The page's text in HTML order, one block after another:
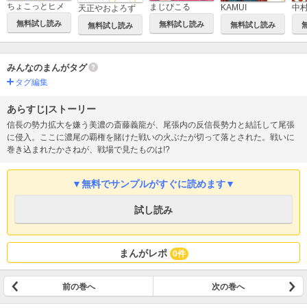
ちょこっとヒメ
無料試し読み
天正やおよろず
無料試し読み
まじぴこる
無料試し読み
KAMUI
無料試し読み
中
みんなのまんがタグ
タグ編集
あらすじ|ストーリー
信長の勢力拡大を嫌う美濃の斎藤義龍が、尾張内の反信長勢力と結託して尾張
に侵入。ここに濃尾の覇権を賭けた戦いの火ぶたが切って落とされた。戦いに
巻き込まれたかさねが、戦場で見たものは!?
▼無料でサンプルがすぐに読めます▼
試し読み
まんがレポ 0件
前の巻へ 次の巻へ